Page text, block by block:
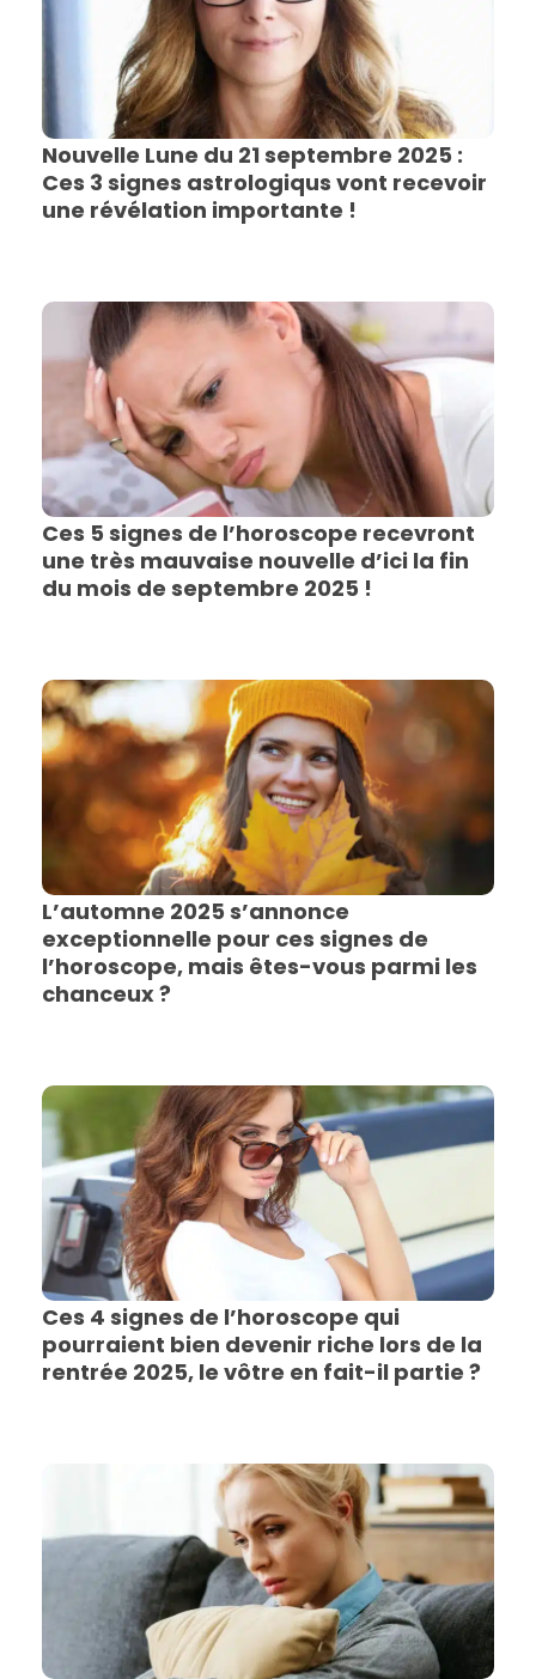
Nouvelle Lune du 21 septembre 2025 :
Ces 3 signes astrologiqus vont recevoir
une révélation importante !
Ces 5 signes de l’horoscope recevront
une très mauvaise nouvelle d’ici la fin
du mois de septembre 2025 !
L’automne 2025 s’annonce
exceptionnelle pour ces signes de
l’horoscope, mais êtes-vous parmi les
chanceux ?
Ces 4 signes de l’horoscope qui
pourraient bien devenir riche lors de la
rentrée 2025, le vôtre en fait-il partie ?